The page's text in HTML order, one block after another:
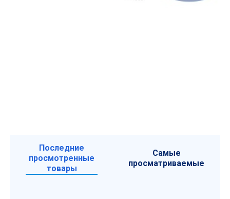
Последние
просмотренные
товары
Самые
просматриваемые